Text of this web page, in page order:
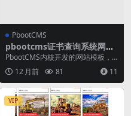
PbootCMS
pbootcms证书查询系统网站
模板,资质授权查询系统（自适
应手机端）
PbootCMS内核开发的网站模板，
该模板适用于证书查询系统网站等
企业，当然其他...
12 月前 81 11
VIP